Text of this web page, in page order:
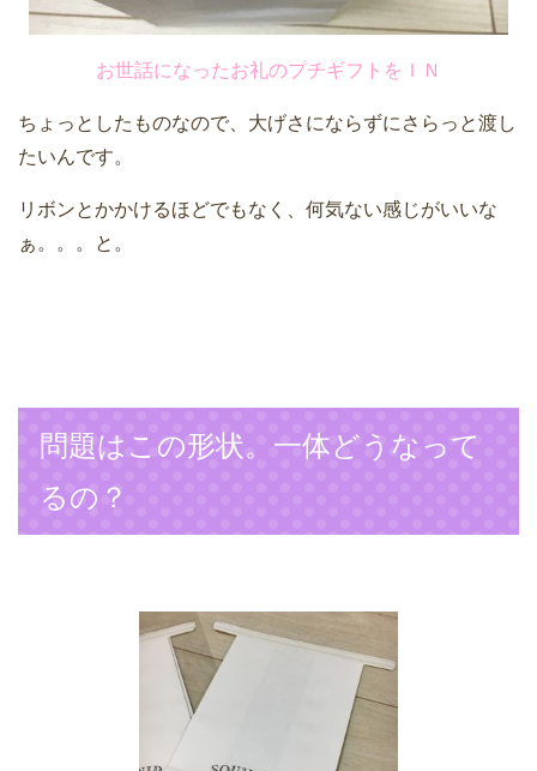
お世話になったお礼のプチギフトをＩＮ
ちょっとしたものなので、大げさにならずにさらっと渡し
たいんです。
リボンとかかけるほどでもなく、何気ない感じがいいな
ぁ。。。と。
問題はこの形状。一体どうなって
るの？